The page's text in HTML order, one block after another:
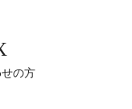
の方